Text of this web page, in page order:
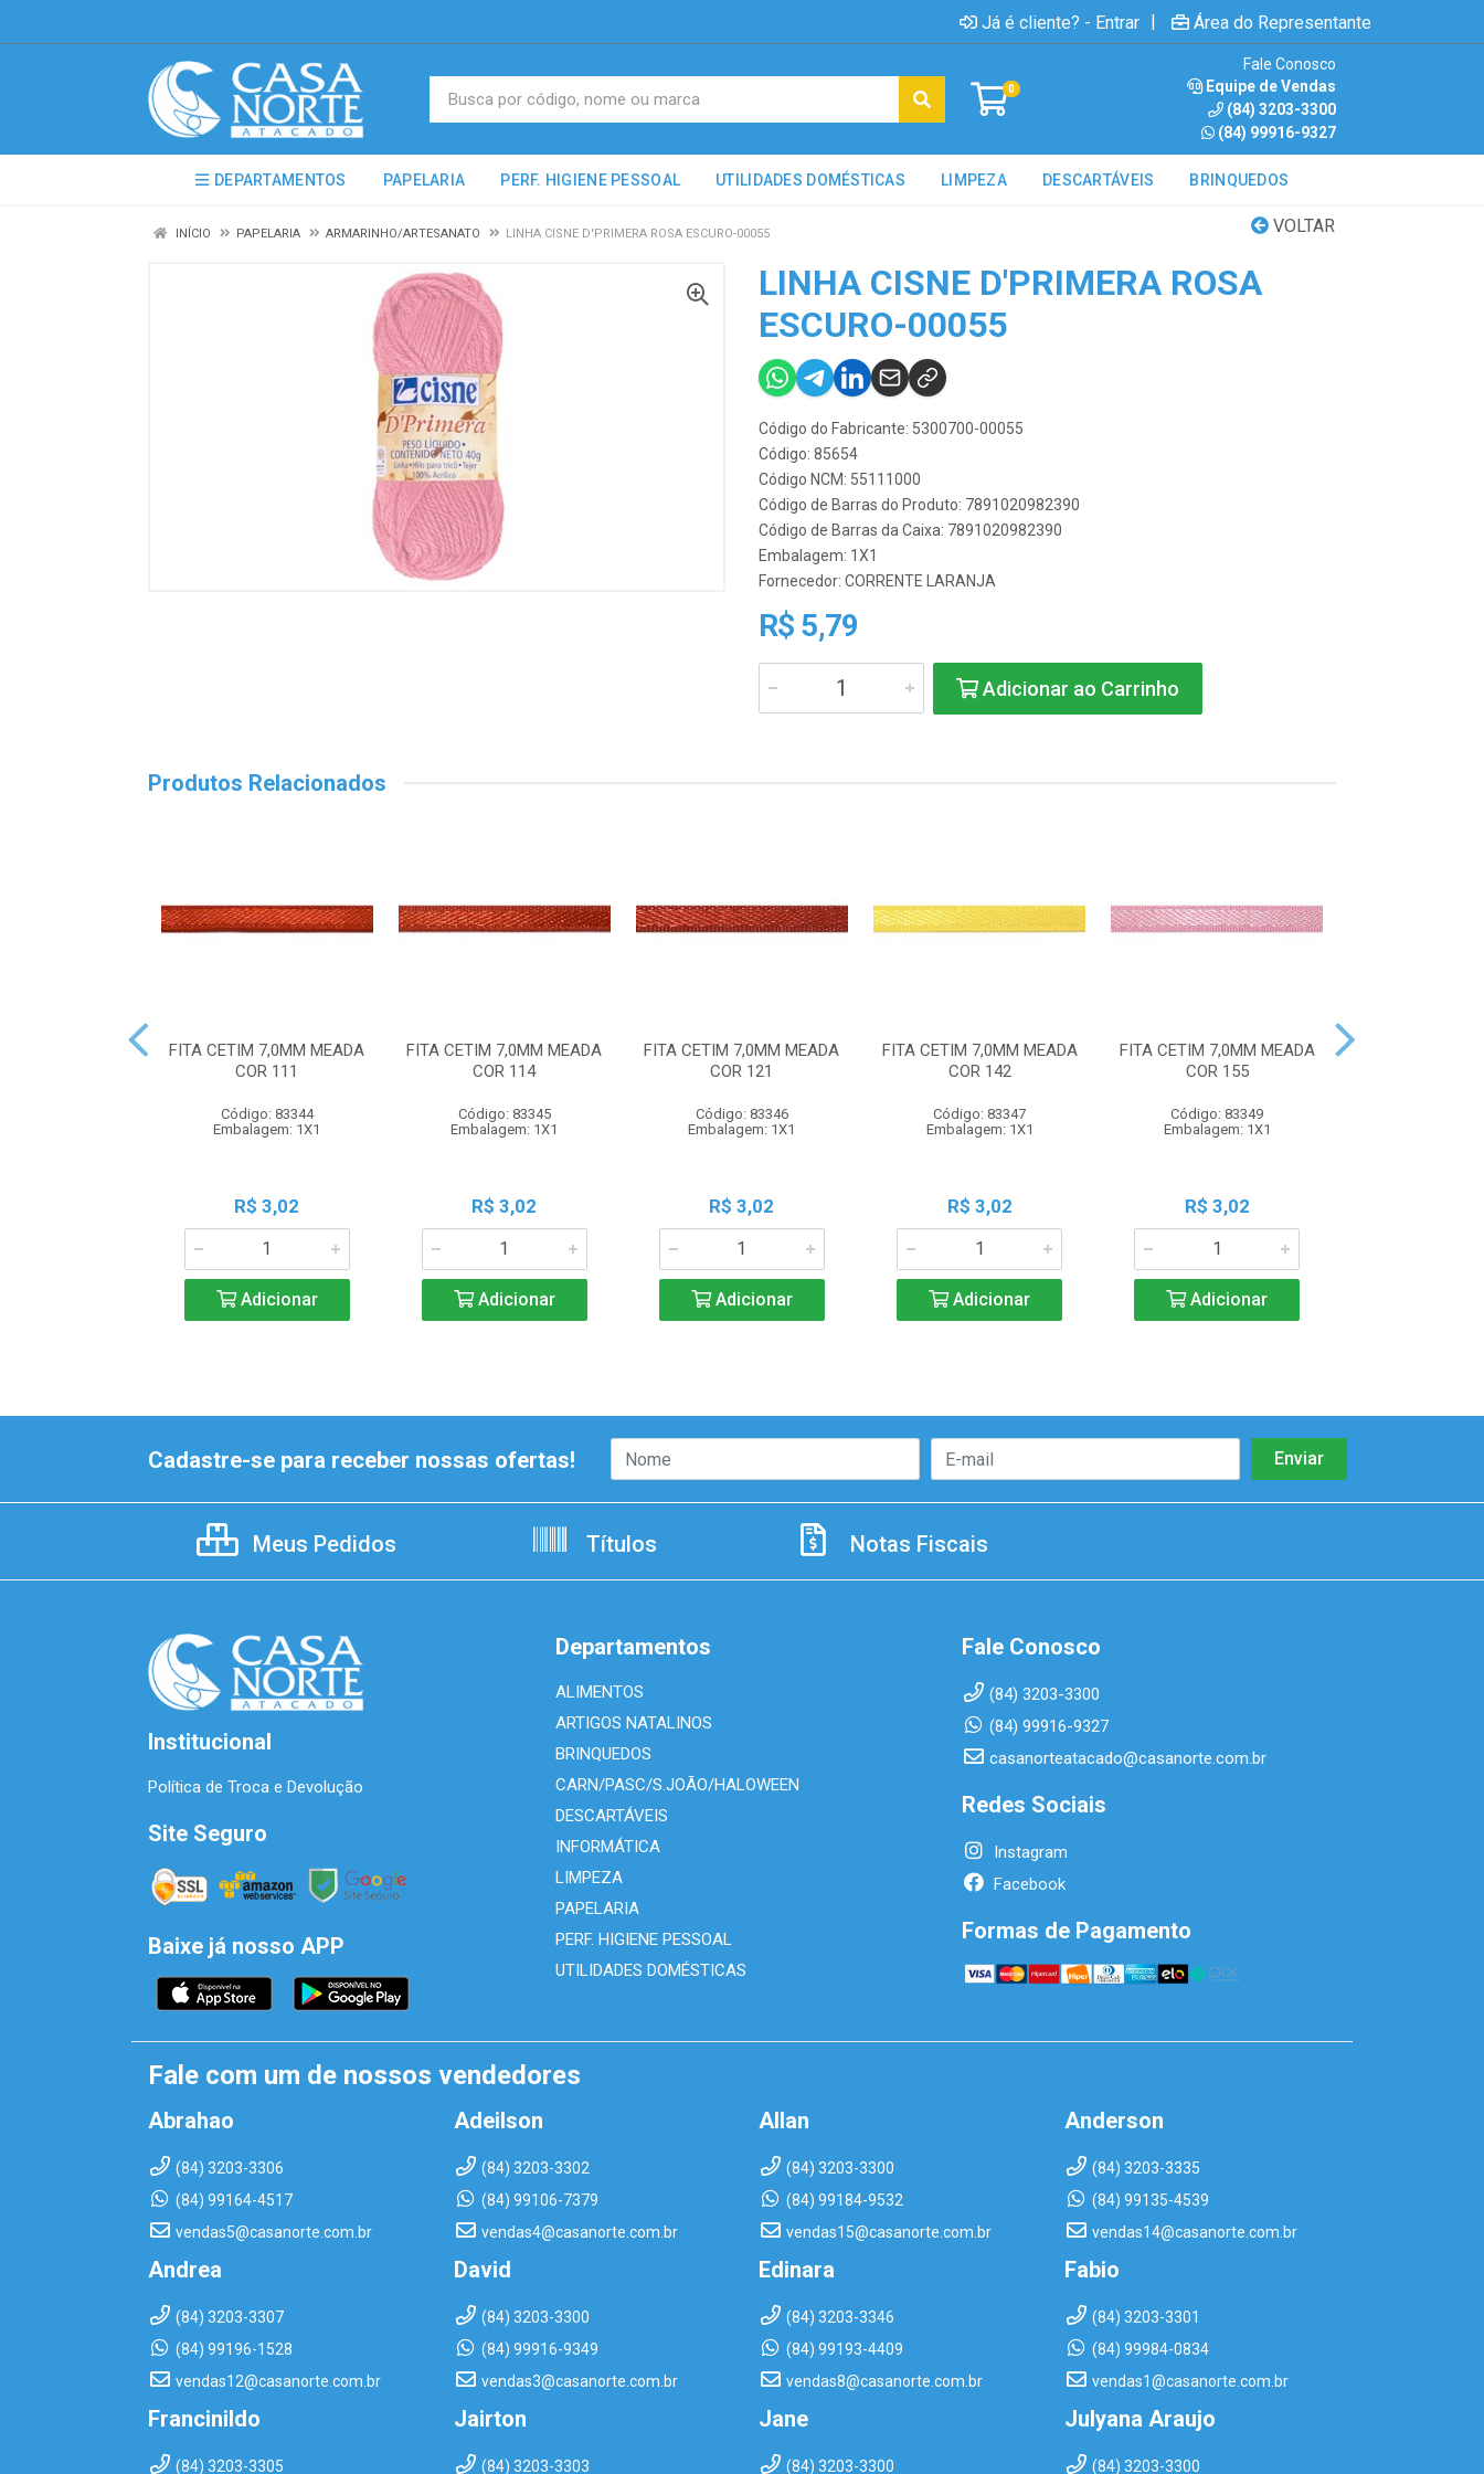
Já é cliente? - Entrar | Área do Representante
0
Fale Conosco
Equipe de Vendas
(84) 3203-3300
(84) 99916-9327
DEPARTAMENTOS PAPELARIA PERF. HIGIENE PESSOAL UTILIDADES DOMÉSTICAS LIMPEZA DESCARTÁVEIS BRINQUEDOS
VOLTAR
INÍCIO PAPELARIA ARMARINHO/ARTESANATO LINHA CISNE D'PRIMERA ROSA ESCURO-00055
LINHA CISNE D'PRIMERA ROSA
ESCURO-00055
Código do Fabricante: 5300700-00055
Código: 85654
Código NCM: 55111000
Código de Barras do Produto: 7891020982390
Código de Barras da Caixa: 7891020982390
Embalagem: 1X1
Fornecedor: CORRENTE LARANJA
R$ 5,79
Adicionar ao Carrinho
Produtos Relacionados
FITA CETIM 7,0MM MEADA
COR 111
Código: 83344
Embalagem: 1X1
R$ 3,02
Adicionar
FITA CETIM 7,0MM MEADA
COR 114
Código: 83345
Embalagem: 1X1
R$ 3,02
Adicionar
FITA CETIM 7,0MM MEADA
COR 121
Código: 83346
Embalagem: 1X1
R$ 3,02
Adicionar
FITA CETIM 7,0MM MEADA
COR 142
Código: 83347
Embalagem: 1X1
R$ 3,02
Adicionar
FITA CETIM 7,0MM MEADA
COR 155
Código: 83349
Embalagem: 1X1
R$ 3,02
Adicionar
Cadastre-se para receber nossas ofertas!
Meus Pedidos Títulos Notas Fiscais
Institucional
Política de Troca e Devolução
Site Seguro
Baixe já nosso APP
Departamentos
ALIMENTOS
ARTIGOS NATALINOS
BRINQUEDOS
CARN/PASC/S.JOÃO/HALOWEEN
DESCARTÁVEIS
INFORMÁTICA
LIMPEZA
PAPELARIA
PERF. HIGIENE PESSOAL
UTILIDADES DOMÉSTICAS
Fale Conosco
(84) 3203-3300
(84) 99916-9327
casanorteatacado@casanorte.com.br
Redes Sociais
Instagram
Facebook
Formas de Pagamento
Fale com um de nossos vendedores
Abrahao
(84) 3203-3306
(84) 99164-4517
vendas5@casanorte.com.br
Adeilson
(84) 3203-3302
(84) 99106-7379
vendas4@casanorte.com.br
Allan
(84) 3203-3300
(84) 99184-9532
vendas15@casanorte.com.br
Anderson
(84) 3203-3335
(84) 99135-4539
vendas14@casanorte.com.br
Andrea
(84) 3203-3307
(84) 99196-1528
vendas12@casanorte.com.br
David
(84) 3203-3300
(84) 99916-9349
vendas3@casanorte.com.br
Edinara
(84) 3203-3346
(84) 99193-4409
vendas8@casanorte.com.br
Fabio
(84) 3203-3301
(84) 99984-0834
vendas1@casanorte.com.br
Francinildo
(84) 3203-3305
Jairton
(84) 3203-3303
Jane
(84) 3203-3300
Julyana Araujo
(84) 3203-3300